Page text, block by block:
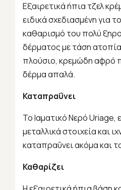
Εξαιρετικά ήπια τζελ
ειδικά σχεδιασμένη για
καθαρισμό του πολύ
δέρματος με τάση
πλούσιο, κρεμώδη αφρό
δέρμα απαλά.
Καταπραΰνει
Το Ιαματικό Νερό
μεταλλικά στοιχεία και
καταπραΰνει ακόμα και
Καθαρίζει